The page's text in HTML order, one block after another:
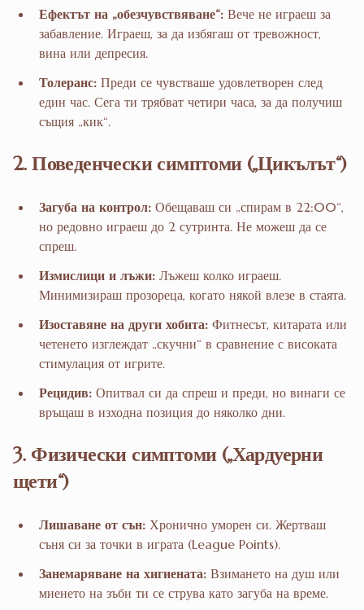
Ефектът на „обезчувствяване“: Вече не играеш за
забавление. Играеш, за да избягаш от тревожност,
вина или депресия.
Толеранс: Преди се чувстваше удовлетворен след
един час. Сега ти трябват четири часа, за да получиш
същия „кик“.
2. Поведенчески симптоми („Цикълът“)
Загуба на контрол: Обещаваш си „спирам в 22:00“,
но редовно играеш до 2 сутринта. Не можеш да се
спреш.
Измислици и лъжи: Лъжеш колко играеш.
Минимизираш прозореца, когато някой влезе в стаята.
Изоставяне на други хобита: Фитнесът, китарата или
четенето изглеждат „скучни“ в сравнение с високата
стимулация от игрите.
Рецидив: Опитвал си да спреш и преди, но винаги се
връщаш в изходна позиция до няколко дни.
3. Физически симптоми („Хардуерни
щети“)
Лишаване от сън: Хронично уморен си. Жертваш
съня си за точки в играта (League Points).
Занемаряване на хигиената: Взимането на душ или
миенето на зъби ти се струва като загуба на време.